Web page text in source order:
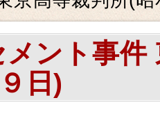
ント事件
日)